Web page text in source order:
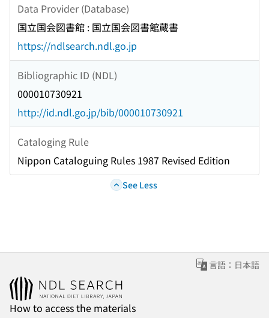
Data Provider (Database)
国立国会図書館 : 国立国会図書館蔵書
https://ndlsearch.ndl.go.jp
Bibliographic ID (NDL)
000010730921
http://id.ndl.go.jp/bib/000010730921
Cataloging Rule
Nippon Cataloguing Rules 1987 Revised Edition
See Less
言語：日本語
How to access the materials